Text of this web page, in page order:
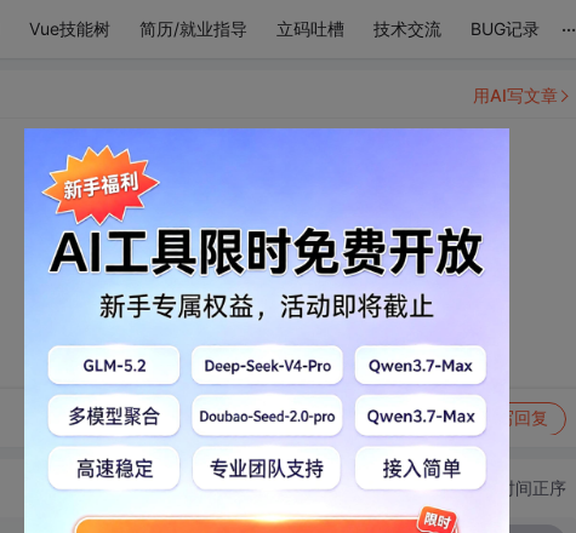
Vue技能树 简历/就业指导 立码吐槽 技术交流 BUG记录 ...
转发到动态 举报 写回复
用AI写文章
切换为时间正序